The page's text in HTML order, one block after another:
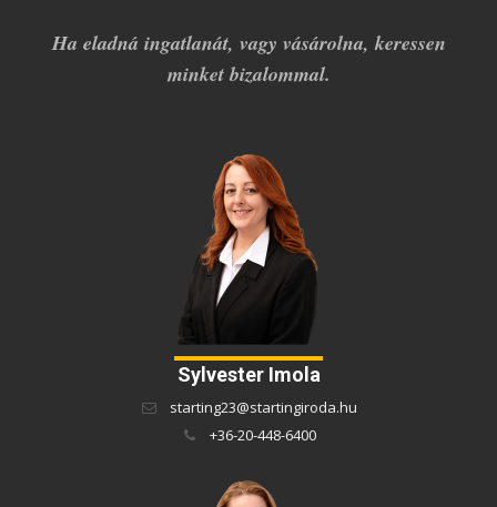
Ha eladná ingatlanát, vagy vásárolna, keressen
minket bizalommal.
Sylvester Imola
starting23@startingiroda.hu
+36-20-448-6400